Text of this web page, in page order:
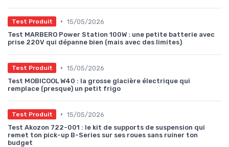
Test Produit • 15/05/2026
Test MARBERO Power Station 100W : une petite batterie avec
prise 220V qui dépanne bien (mais avec des limites)
Test Produit • 15/05/2026
Test MOBICOOL W40 : la grosse glacière électrique qui
remplace (presque) un petit frigo
Test Produit • 15/05/2026
Test Akozon 722-001 : le kit de supports de suspension qui
remet ton pick-up B-Series sur ses roues sans ruiner ton
budget